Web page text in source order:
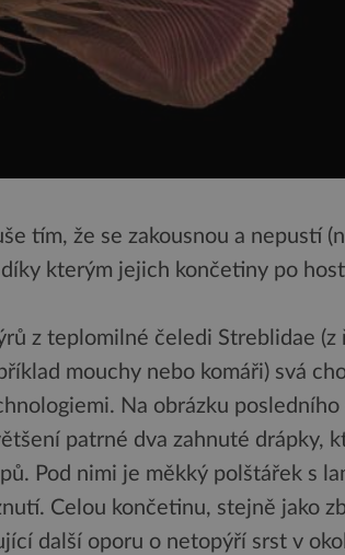
tím, že se zakousnou a nepustí
kterým jejich končetiny po
z teplomilné čeledi Streblidae (z
mouchy nebo komáři) svá
Na obrázku
patrné dva zahnuté drápky,
Pod nimi je měkký polštářek s
Celou končetinu, stejně jako
další oporu o netopýří srst v